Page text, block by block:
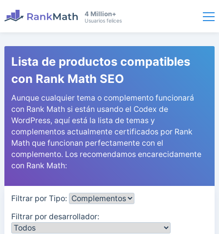
4 Million+
Usuarios felices
Lista de productos compatibles
con Rank Math SEO
Aunque cualquier tema o complemento funcionará
con Rank Math si están usando el Codex de
WordPress, aquí está la lista de temas y
complementos actualmente certificados por Rank
Math que funcionan perfectamente con el
complemento. Los recomendamos encarecidamente
con Rank Math:
Filtrar por Tipo:
Filtrar por desarrollador: